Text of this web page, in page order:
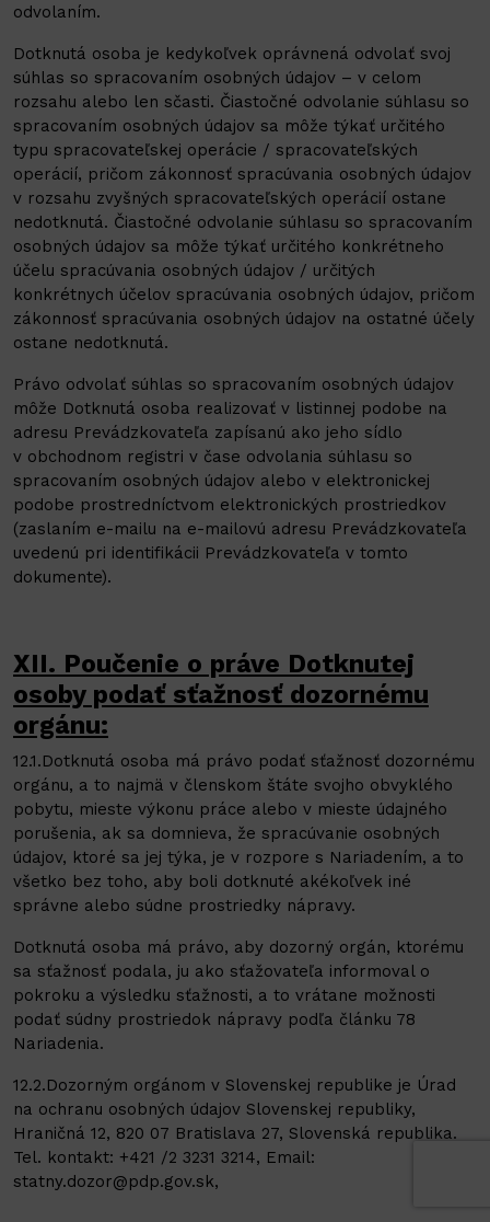
odvolaním.
Dotknutá osoba je kedykoľvek oprávnená odvolať svoj
súhlas so spracovaním osobných údajov – v celom
rozsahu alebo len sčasti. Čiastočné odvolanie súhlasu so
spracovaním osobných údajov sa môže týkať určitého
typu spracovateľskej operácie / spracovateľských
operácií, pričom zákonnosť spracúvania osobných údajov
v rozsahu zvyšných spracovateľských operácií ostane
nedotknutá. Čiastočné odvolanie súhlasu so spracovaním
osobných údajov sa môže týkať určitého konkrétneho
účelu spracúvania osobných údajov / určitých
konkrétnych účelov spracúvania osobných údajov, pričom
zákonnosť spracúvania osobných údajov na ostatné účely
ostane nedotknutá.
Právo odvolať súhlas so spracovaním osobných údajov
môže Dotknutá osoba realizovať v listinnej podobe na
adresu Prevádzkovateľa zapísanú ako jeho sídlo
v obchodnom registri v čase odvolania súhlasu so
spracovaním osobných údajov alebo v elektronickej
podobe prostredníctvom elektronických prostriedkov
(zaslaním e-mailu na e-mailovú adresu Prevádzkovateľa
uvedenú pri identifikácii Prevádzkovateľa v tomto
dokumente).
XII. Poučenie o práve Dotknutej
osoby podať sťažnosť dozornému
orgánu:
12.1.Dotknutá osoba má právo podať sťažnosť dozornému
orgánu, a to najmä v členskom štáte svojho obvyklého
pobytu, mieste výkonu práce alebo v mieste údajného
porušenia, ak sa domnieva, že spracúvanie osobných
údajov, ktoré sa jej týka, je v rozpore s Nariadením, a to
všetko bez toho, aby boli dotknuté akékoľvek iné
správne alebo súdne prostriedky nápravy.
Dotknutá osoba má právo, aby dozorný orgán, ktorému
sa sťažnosť podala, ju ako sťažovateľa informoval o
pokroku a výsledku sťažnosti, a to vrátane možnosti
podať súdny prostriedok nápravy podľa článku 78
Nariadenia.
12.2.Dozorným orgánom v Slovenskej republike je Úrad
na ochranu osobných údajov Slovenskej republiky,
Hraničná 12, 820 07 Bratislava 27, Slovenská republika.
Tel. kontakt: +421 /2 3231 3214, Email:
statny.dozor@pdp.gov.sk,